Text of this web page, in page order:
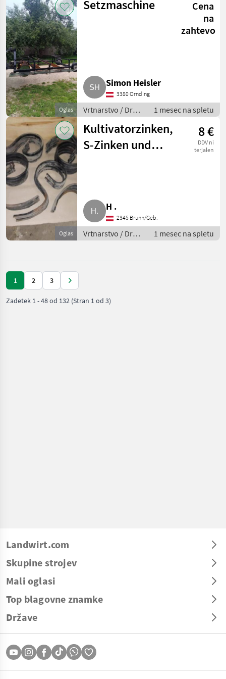
vrtnarstvo
Oglas
Setzmaschine
Cena
na
zahtevo
Simon Heisler
3380 Ornding
Vrtnarstvo / Drugi
stroji za
vrtnarstvo
1 mesec na spletu
Oglas
Kultivatorzinken,
S-Zinken und
8 €
DDV ni
terjalen
H .
2345 Brunn/Geb.
Vrtnarstvo / Drugi
stroji za
1 mesec na spletu
1 2 3
Zadetek 1-48od 132 (Stran 1 od 3)
Landwirt.com
Skupine strojev
Mali oglasi
Top blagovne znamke
Države